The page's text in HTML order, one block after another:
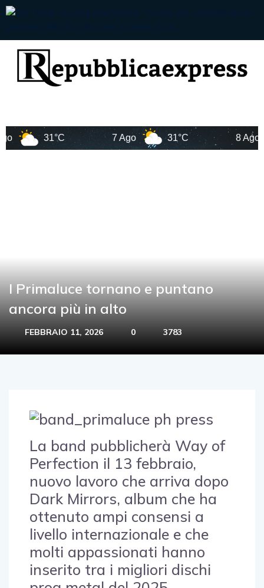
31°C 7 Ago 31°C 8 Ago
I Primaluce tornano e puntano
ancora più in alto
FEBBRAIO 11, 2026 0 3783
La band pubblicherà Way of
Perfection il 13 febbraio,
nuovo lavoro che arriva dopo
Dark Mirrors, album che ha
ottenuto ampi consensi a
livello internazionale e che
molti appassionati hanno
inserito tra i migliori dischi